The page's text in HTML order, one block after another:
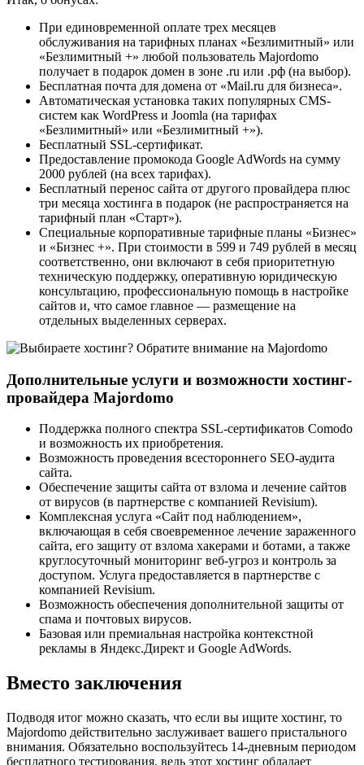
При единовременной оплате трех месяцев
обслуживания на тарифных планах «Безлимитный» или
«Безлимитный +» любой пользователь Majordomo
получает в подарок домен в зоне .ru или .рф (на выбор).
Бесплатная почта для домена от «Mail.ru для бизнеса».
Автоматическая установка таких популярных CMS-
систем как WordPress и Joomla (на тарифах
«Безлимитный» или «Безлимитный +»).
Бесплатный SSL-сертификат.
Предоставление промокода Google AdWords на сумму
2000 рублей (на всех тарифах).
Бесплатный перенос сайта от другого провайдера плюс
три месяца хостинга в подарок (не распространяется на
тарифный план «Старт»).
Специальные корпоративные тарифные планы «Бизнес»
и «Бизнес +». При стоимости в 599 и 749 рублей в месяц
соответственно, они включают в себя приоритетную
техническую поддержку, оперативную юридическую
консультацию, профессиональную помощь в настройке
сайтов и, что самое главное — размещение на
отдельных выделенных серверах.
Дополнительные услуги и возможности хостинг-
провайдера Majordomo
Поддержка полного спектра SSL-сертификатов Comodo
и возможность их приобретения.
Возможность проведения всестороннего SEO-аудита
сайта.
Обеспечение защиты сайта от взлома и лечение сайтов
от вирусов (в партнерстве с компанией Revisium).
Комплексная услуга «Сайт под наблюдением»,
включающая в себя своевременное лечение зараженного
сайта, его защиту от взлома хакерами и ботами, а также
круглосуточный мониторинг веб-угроз и контроль за
доступом. Услуга предоставляется в партнерстве с
компанией Revisium.
Возможность обеспечения дополнительной защиты от
спама и почтовых вирусов.
Базовая или премиальная настройка контекстной
рекламы в Яндекс.Директ и Google AdWords.
Вместо заключения
Подводя итог можно сказать, что если вы ищите хостинг, то
Majordomo действительно заслуживает вашего пристального
внимания. Обязательно воспользуйтесь 14-дневным периодом
бесплатного тестирования, ведь этот хостинг обладает